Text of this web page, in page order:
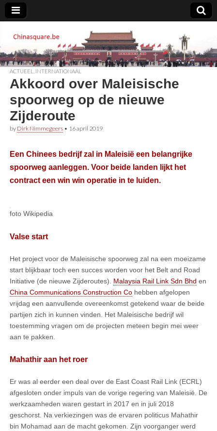
Chinasquare.be
ACTUEEL INTERNATIONAAL
Akkoord over Maleisische
spoorweg op de nieuwe
Zijderoute
by Dirk Nimmegeers • 16 april 2019
Een Chinees bedrijf zal in Maleisië een belangrijke
spoorweg aanleggen. Voor beide landen lijkt het
contract een win win operatie in te luiden.
foto Wikipedia
Valse start
Het project voor de Maleisische spoorweg zal na een moeizame
start blijkbaar toch een succes worden voor het Belt and Road
Initiative (de nieuwe Zijderoutes). Malaysia Rail Link Sdn Bhd en
China Communications Construction Co hebben afgelopen
vrijdag een aanvullende overeenkomst getekend waar de beide
partijen zich in kunnen vinden. Het Maleisische bedrijf wil
toestemming vragen om de projecten meteen begin mei weer
aan te pakken.
Mahathir aan het roer
Er was al eerder een deal over de East Coast Rail Link (ECRL)
afgesloten onder impuls van de vorige regering van Maleisië. De
werkzaamheden waren gestart in 2017 en in juli 2018
geschorst. Na verkiezingen was de ervaren politicus Mahathir
bin Mohamad aan de macht gekomen. Zijn voorganger werd